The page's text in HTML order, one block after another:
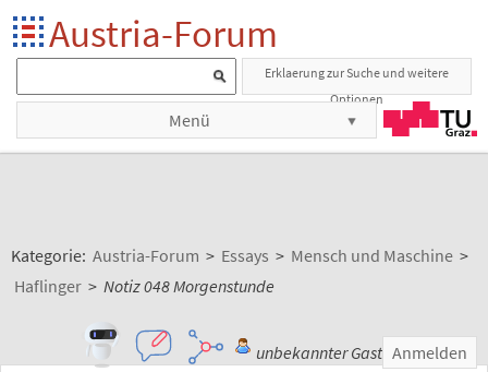
Austria-Forum
Erklaerung zur Suche und weitere
Optionen
Menü
Kategorie: Austria-Forum > Essays > Mensch und Maschine >
Haflinger > Notiz 048 Morgenstunde
unbekannter Gast Anmelden